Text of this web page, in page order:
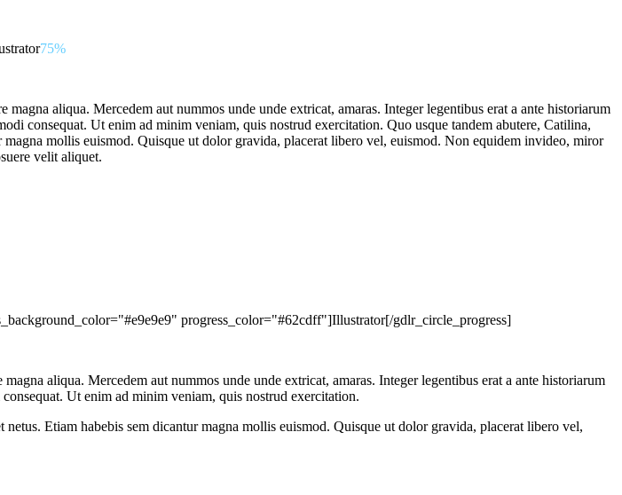
75%
aliqua. Mercedem aut nummos unde unde extricat, amaras. Integer legentibus erat a ante historiarum
consequat. Ut enim ad minim veniam, quis nostrud exercitation. Quo usque tandem abutere, Catilina,
mollis euismod. Quisque ut dolor gravida, placerat libero vel, euismod. Non equidem invideo, miror
velit aliquet.
progress_color="#62cdff"]Illustrator[/gdlr_circle_progress]
aliqua. Mercedem aut nummos unde unde extricat, amaras. Integer legentibus erat a ante historiarum
Ut enim ad minim veniam, quis nostrud exercitation.
Etiam habebis sem dicantur magna mollis euismod. Quisque ut dolor gravida, placerat libero vel,